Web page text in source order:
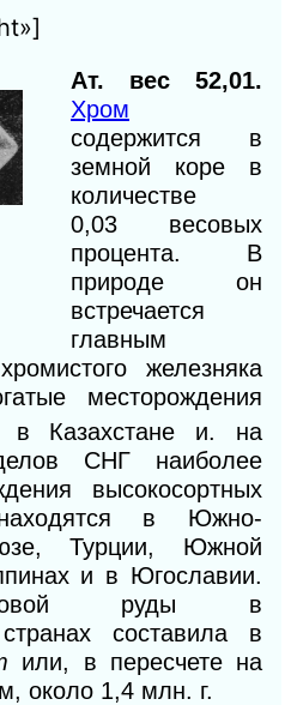
Ат. вес 52,01.
Хром
содержится в
земной коре в
количестве
0,03 весовых
процента. В
природе он
встречается
главным
железняка
месторождения
в Казахстане и. на
СНГ наиболее
высокосортных
в Южно-
Турции, Южной
и в Югославии.
руды в
странах составила в
или, в пересчете на
около 1,4 млн. г.